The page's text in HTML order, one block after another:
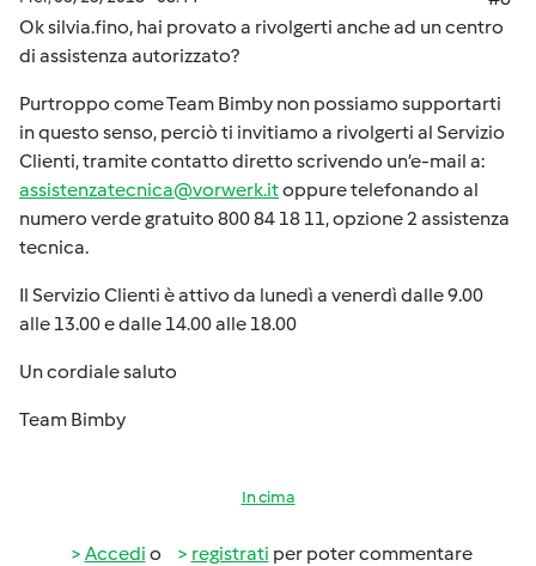
Ok silvia.fino, hai provato a rivolgerti anche ad un centro
di assistenza autorizzato?
Purtroppo come Team Bimby non possiamo supportarti
in questo senso, perciò ti invitiamo a rivolgerti al Servizio
Clienti, tramite contatto diretto scrivendo un’e-mail a:
assistenzatecnica@vorwerk.itoppure telefonando al
numero verde gratuito 800 84 18 11, opzione 2 assistenza
tecnica.
Il Servizio Clienti è attivo da lunedì a venerdì dalle 9.00
alle 13.00 e dalle 14.00 alle 18.00
Un cordiale saluto
Team Bimby
In cima
Accedi o registrati per poter commentare